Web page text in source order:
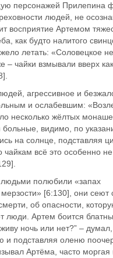
персонажей Прилепина
людей, не
восприятие Артемом
как будто налитого
летать: «Соловецкое
– чайки взмывали вверх
агрессивное и
и ослабевшим:
несколько жёлтых
видимо, по
на солнце, подставляя
чайкам всё это особенно не
людьми полюбили «запах
[6:130], они сеют
об опасности,
люди. Артем боится
ночь или нет?” –
и подставляя оленю
Артёма, часто моргая